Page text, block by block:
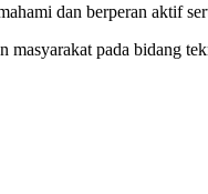
dan berperan aktif
masyarakat pada bidang